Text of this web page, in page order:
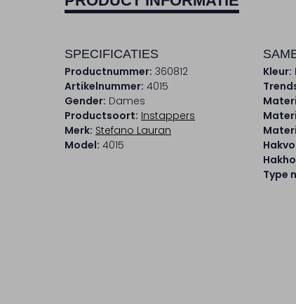
SPECIFICATIES
Productnummer: 360812
Artikelnummer: 4015
Gender: Dames
Productsoort: Instappers
Merk: Stefano Lauran
Model: 4015
Kleur:
Type